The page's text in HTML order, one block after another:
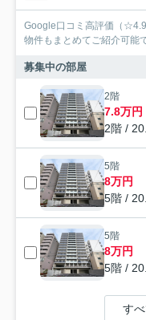
Google口コミ高評価（
物件もまとめてご紹介可能
募集中の部屋
2階
7.8万円
2階 /
5階
8万円
5階 /
5階
8万円
5階 /
す